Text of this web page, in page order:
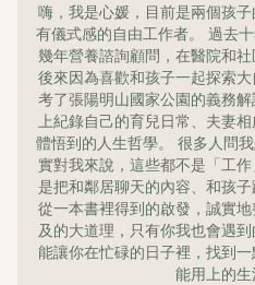
嗨，我是心媛，目前是兩個孩
有儀式感的自由工作者。 過去
幾年營養諮詢顧問，在醫院和
後來因為喜歡和孩子一起探索
考了張陽明山國家公園的義務
上紀錄自己的育兒日常、夫妻
體悟到的人生哲學。 很多人問
實對我來說，這些都不是「工
是把和鄰居聊天的內容、和孩
從一本書裡得到的啟發，誠實
及的大道理，只有你我也會遇
能讓你在忙碌的日子裡，找到
能用上的生